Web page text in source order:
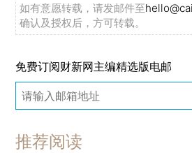
如有意愿转载，请发邮件至
确认及授权后，方可转载。
免费订阅财新网主编精选版电邮
推荐阅读